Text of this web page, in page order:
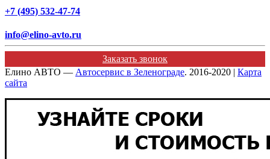
+7 (495) 532-47-74
info@elino-avto.ru
Заказать звонок
Елино АВТО — Автосервис в Зеленограде. 2016-2020 | Карта
сайта